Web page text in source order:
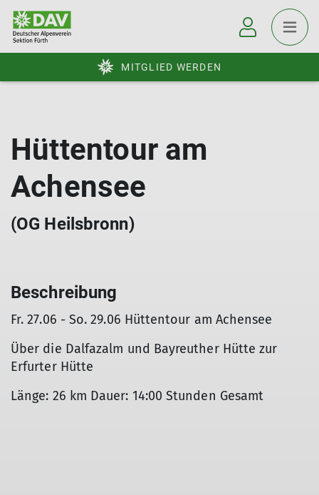
MITGLIED WERDEN
Hüttentour am
Achensee
(OG Heilsbronn)
Beschreibung
Fr. 27.06 - So. 29.06 Hüttentour am Achensee
Über die Dalfazalm und Bayreuther Hütte zur
Erfurter Hütte
Länge: 26 km Dauer: 14:00 Stunden Gesamt